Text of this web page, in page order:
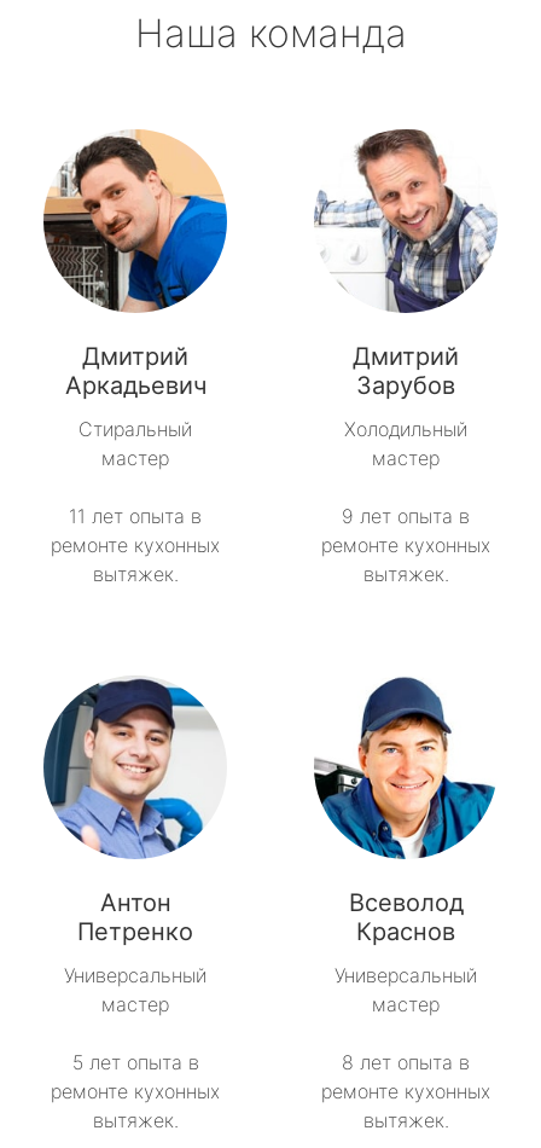
Наша команда
Дмитрий
Аркадьевич
Стиральный
мастер
11 лет опыта в
ремонте кухонных
вытяжек.
Дмитрий
Зарубов
Холодильный
мастер
9 лет опыта в
ремонте кухонных
вытяжек.
Антон
Петренко
Универсальный
мастер
5 лет опыта в
ремонте кухонных
вытяжек.
Всеволод
Краснов
Универсальный
мастер
8 лет опыта в
ремонте кухонных
вытяжек.